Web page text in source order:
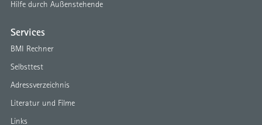
Hilfe durch Außenstehende
Services
BMI Rechner
Selbsttest
Adressverzeichnis
Literatur und Filme
Links